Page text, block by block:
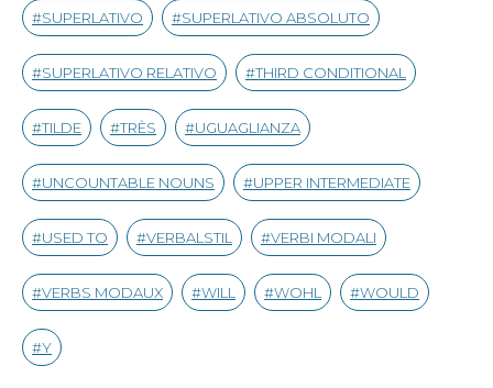
SUPERLATIVO SUPERLATIVO ABSOLUTO
SUPERLATIVO RELATIVO THIRD CONDITIONAL
TILDE TRÈS UGUAGLIANZA
UNCOUNTABLE NOUNS UPPER INTERMEDIATE
USED TO VERBALSTIL VERBI MODALI
VERBS MODAUX WILL WOHL WOULD
Y